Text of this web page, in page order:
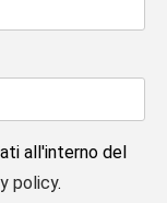
all'interno del
policy.